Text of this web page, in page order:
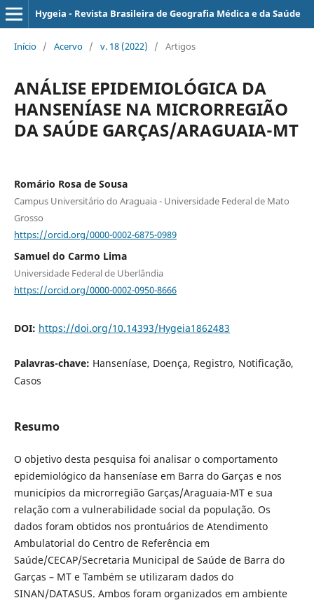
Hygeia - Revista Brasileira de Geografia Médica e da Saúde
Início / Acervo / v. 18 (2022) / Artigos
ANÁLISE EPIDEMIOLÓGICA DA
HANSENÍASE NA MICRORREGIÃO
DA SAÚDE GARÇAS/ARAGUAIA-MT
Romário Rosa de Sousa
Campus Universitário do Araguaia - Universidade Federal de Mato
Grosso
https://orcid.org/0000-0002-6875-0989
Samuel do Carmo Lima
Universidade Federal de Uberlândia
https://orcid.org/0000-0002-0950-8666
DOI: https://doi.org/10.14393/Hygeia1862483
Palavras-chave: Hanseníase, Doença, Registro, Notificação,
Casos
Resumo
O objetivo desta pesquisa foi analisar o comportamento
epidemiológico da hanseníase em Barra do Garças e nos
municípios da microrregião Garças/Araguaia-MT e sua
relação com a vulnerabilidade social da população. Os
dados foram obtidos nos prontuários de Atendimento
Ambulatorial do Centro de Referência em
Saúde/CECAP/Secretaria Municipal de Saúde de Barra do
Garças – MT e Também se utilizaram dados do
SINAN/DATASUS. Ambos foram organizados em ambiente